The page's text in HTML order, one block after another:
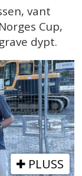
vant
Cup,
dypt.
PLUSS